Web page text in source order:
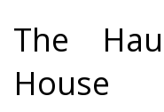
The
House